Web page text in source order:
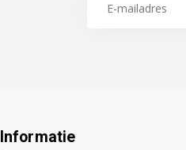
Informatie